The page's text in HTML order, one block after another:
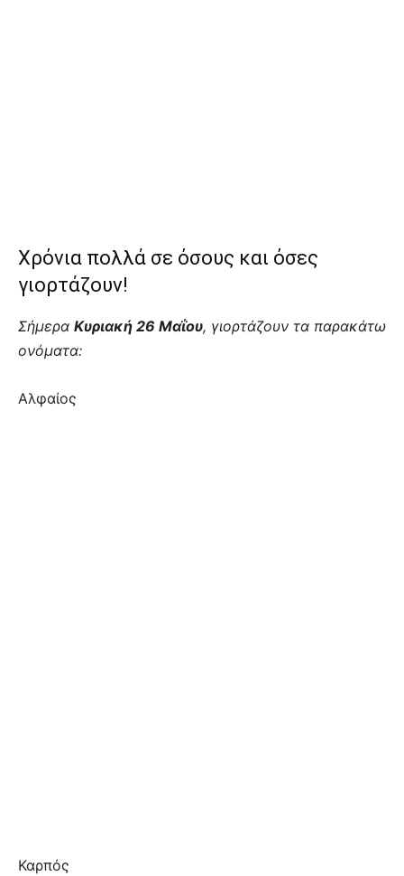
Χρόνια πολλά σε όσους και όσες
γιορτάζουν!
Σήμερα Κυριακή 26 Μαΐου, γιορτάζουν τα παρακάτω
ονόματα:
Αλφαίος
Καρπός